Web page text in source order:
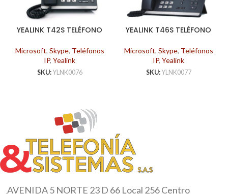
YEALINK T42S TELÉFONO
Microsoft, Skype, Teléfonos
IP, Yealink
SKU: YLNK0076
YEALINK T46S TELÉFONO
Microsoft, Skype, Teléfonos
IP, Yealink
SKU: YLNK0077
AVENIDA 5 NORTE 23 D 66 Local 256 Centro